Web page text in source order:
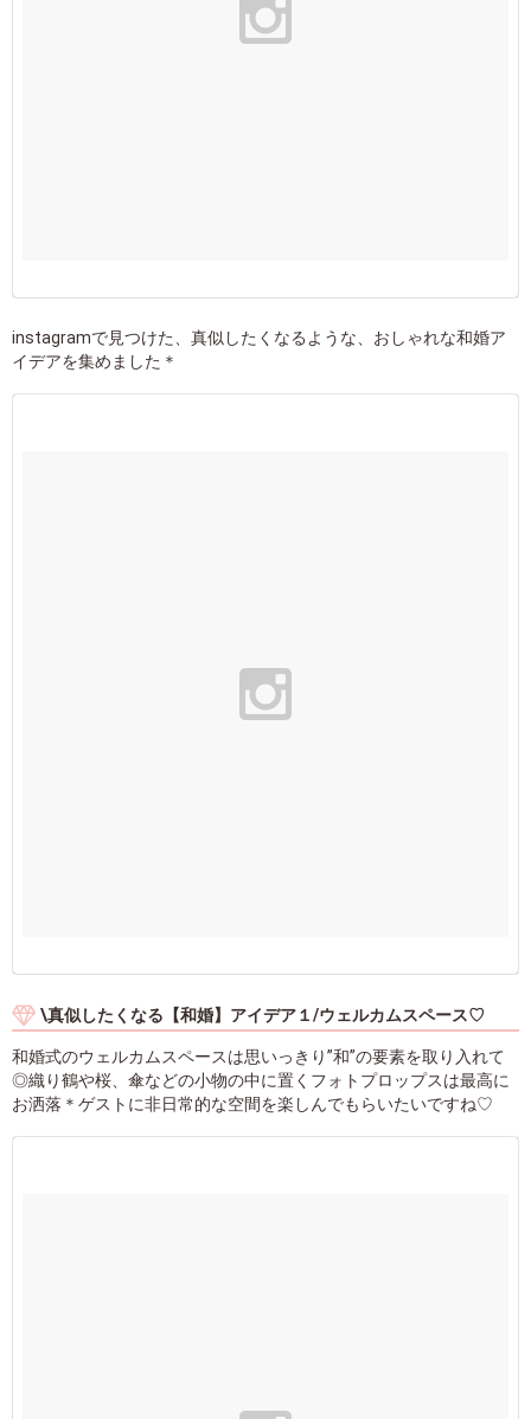
instagramで見つけた、真似したくなるような、おしゃれな和婚ア
イデアを集めました＊
\真似したくなる【和婚】アイデア１/ウェルカムスペース♡
和婚式のウェルカムスペースは思いっきり”和”の要素を取り入れて
◎織り鶴や桜、傘などの小物の中に置くフォトプロップスは最高に
お洒落＊ゲストに非日常的な空間を楽しんでもらいたいですね♡